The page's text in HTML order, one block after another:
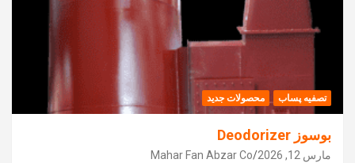
تصفیه پساب محصولات جدید
بوسوز Deodorizer
مارس 12, 2026 Mahar Fan Abzar Co